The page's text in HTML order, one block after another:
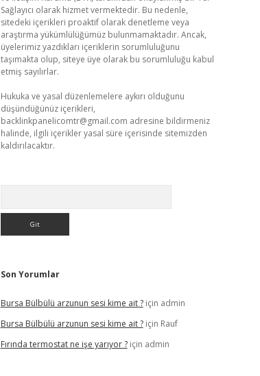
Sağlayıcı olarak hizmet vermektedir. Bu nedenle,
sitedeki içerikleri proaktif olarak denetleme veya
araştırma yükümlülüğümüz bulunmamaktadır. Ancak,
üyelerimiz yazdıkları içeriklerin sorumluluğunu
taşımakta olup, siteye üye olarak bu sorumluluğu kabul
etmiş sayılırlar.
Hukuka ve yasal düzenlemelere aykırı olduğunu
düşündüğünüz içerikleri,
backlinkpanelicomtr@gmail.com adresine bildirmeniz
halinde, ilgili içerikler yasal süre içerisinde sitemizden
kaldırılacaktır.
Son Yorumlar
Bursa Bülbülü arzunun sesi kime ait ?için admin
Bursa Bülbülü arzunun sesi kime ait ?için Rauf
Fırında termostat ne işe yarıyor ?için admin